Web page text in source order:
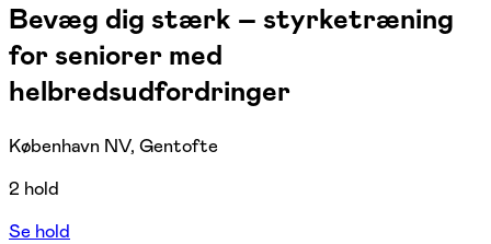
Bevæg dig stærk – styrketræning
for seniorer med
helbredsudfordringer
København NV, Gentofte
2 hold
Se hold